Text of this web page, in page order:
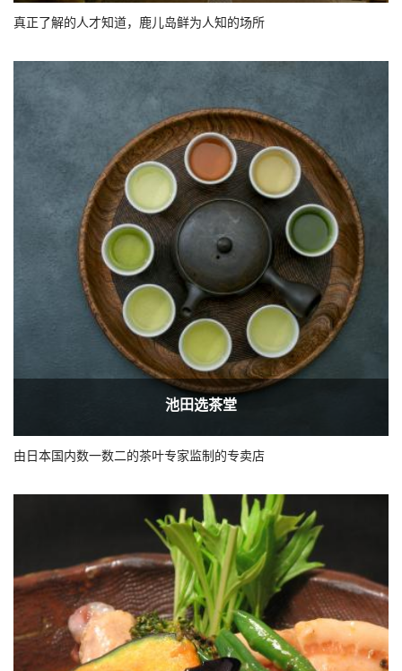
真正了解的人才知道，鹿儿岛鲜为人知的场所
池田选茶堂
由日本国内数一数二的茶叶专家监制的专卖店